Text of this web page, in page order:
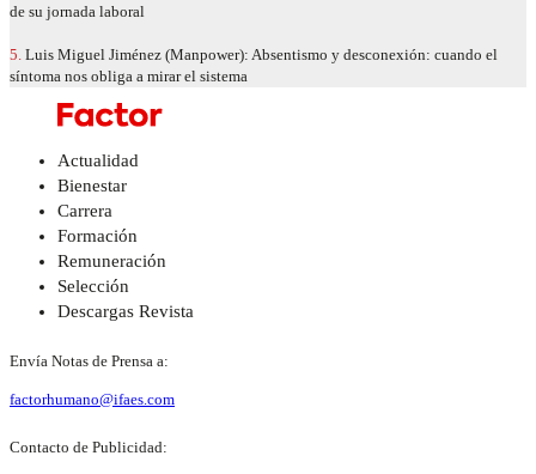
de su jornada laboral
5. Luis Miguel Jiménez (Manpower): Absentismo y desconexión: cuando el
síntoma nos obliga a mirar el sistema
Actualidad
Bienestar
Carrera
Formación
Remuneración
Selección
Descargas Revista
Envía Notas de Prensa a:
factorhumano@ifaes.com
Contacto de Publicidad: